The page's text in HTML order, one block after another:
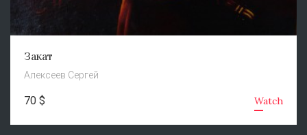
Закат
Алексеев Сергей
70 $ Watch